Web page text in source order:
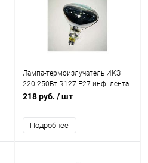
Лампа-термоизлучатель ИКЗ
220-250Вт R127 E27 инф. лента
(15) КЭЛЗ 8105025
218 руб. / шт
Подробнее